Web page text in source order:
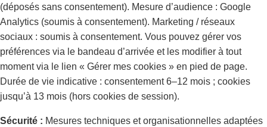
(déposés sans consentement). Mesure d’audience : Google
Analytics (soumis à consentement). Marketing / réseaux
sociaux : soumis à consentement. Vous pouvez gérer vos
préférences via le bandeau d’arrivée et les modifier à tout
moment via le lien « Gérer mes cookies » en pied de page.
Durée de vie indicative : consentement 6–12 mois ; cookies
jusqu’à 13 mois (hors cookies de session).
Sécurité : Mesures techniques et organisationnelles adaptées